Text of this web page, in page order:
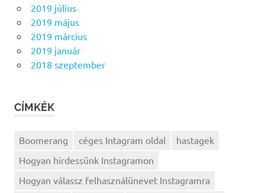
2019 július
2019 május
2019 március
2019 január
2018 szeptember
CÍMKÉK
Boomerang céges Intagram oldal
hastagek
Hogyan hirdessünk Instagramon
Hogyan válassz felhasználünevet Instagramra